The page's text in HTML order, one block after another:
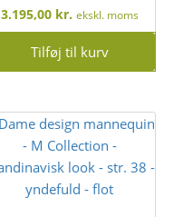
3.195,00 kr. ekskl. moms
Tilføj til kurv